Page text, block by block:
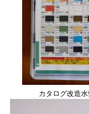
カタログ改造